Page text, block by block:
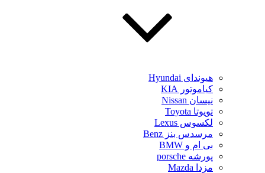
هیوندای Hyundai
کیاموتور KIA
نیسان Nissan
تویوتا Toyota
لکسوس Lexus
مرسدس بنز Benz
بی ام و BMW
پورشه porsche
مزدا Mazda